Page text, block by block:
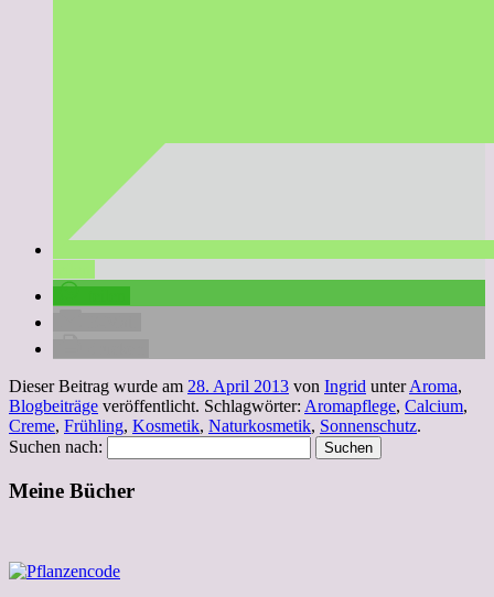
Dieser Beitrag wurde am 28. April 2013 von Ingrid unterAroma,
Blogbeiträge veröffentlicht. Schlagwörter: Aromapflege, Calcium,
Creme, Frühling, Kosmetik, Naturkosmetik, Sonnenschutz.
Suchen nach:
Meine Bücher